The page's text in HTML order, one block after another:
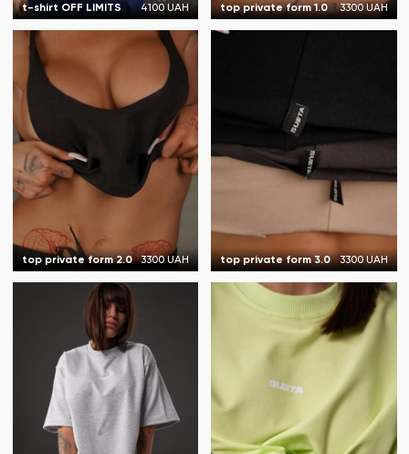
t-shirt OFF LIMITS 4100 UAH top private form 1.0 3300 UAH
top private form 2.0 3300 UAH top private form 3.0 3300 UAH